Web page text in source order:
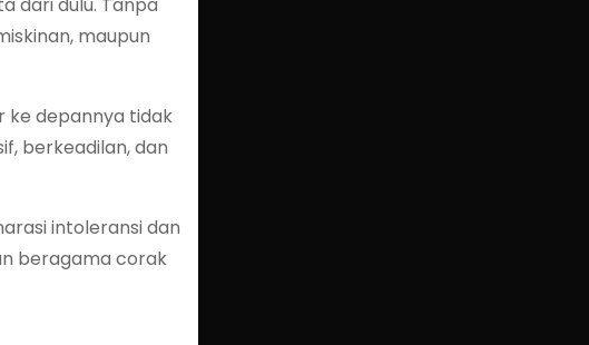
maupun
ke depannya tidak
berkeadilan, dan
intoleransi dan
beragama corak